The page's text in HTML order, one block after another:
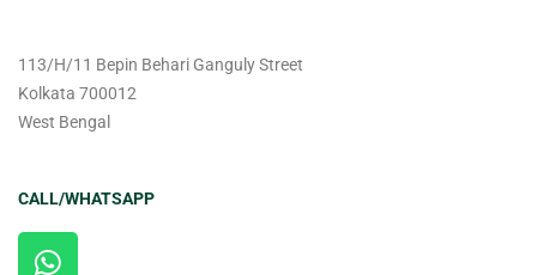
113/H/11 Bepin Behari Ganguly Street
Kolkata 700012
West Bengal
CALL/WHATSAPP